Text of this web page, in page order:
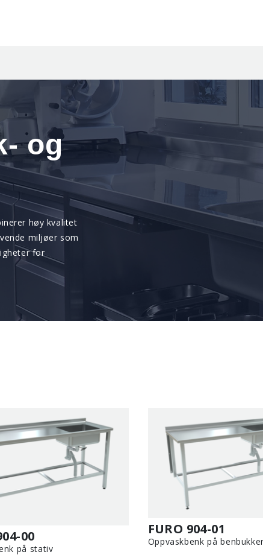
og
høy kvalitet
miljøer som
for
00
på stativ
FURO 904-01
Oppvaskbenk på benbukker